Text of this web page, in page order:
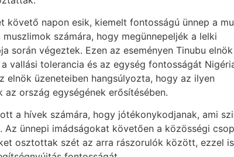
követő napon esik, kiemelt fontosságú ünnep a
számára, hogy megünnepeljék a lelki
során végeztek. Ezen az eseményen Tinubu elnök
vallási tolerancia és az egység fontosságát
elnök üzeneteiben hangsúlyozta, hogy az ilyen
ország egységének erősítésében.
a hívek számára, hogy jótékonykodjanak, ami
Az ünnepi imádságokat követően a közösségi
osztottak szét az arra rászorulók között, ezzel is